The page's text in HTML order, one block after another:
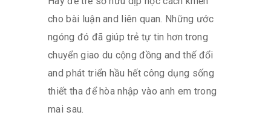
cho bài luận and liên quan. Những ước
ngóng đó đã giúp trẻ tự tin hơn trong
chuyển giao du cộng đồng and thế đổi
and phát triển hầu hết công dụng sống
thiết tha để hòa nhập vào anh em trong
mai sau.